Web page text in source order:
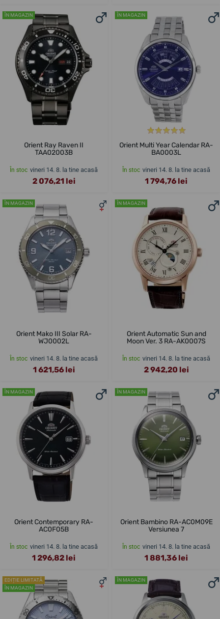
ÎN MAGAZIN
Orient Ray Raven II
TAA02003B
În stoc vineri 14. 8. la tine acasă
2 076,21 lei
ÎN MAGAZIN
Orient Multi Year Calendar RA-
BA0003L
În stoc vineri 14. 8. la tine acasă
1 794,76 lei
ÎN MAGAZIN
Orient Mako III Solar RA-
WJ0002L
În stoc vineri 14. 8. la tine acasă
1 621,56 lei
ÎN MAGAZIN
Orient Automatic Sun and
Moon Ver. 3 RA-AK0007S
În stoc vineri 14. 8. la tine acasă
2 942,20 lei
ÎN MAGAZIN
Orient Contemporary RA-
AC0F05B
În stoc vineri 14. 8. la tine acasă
1 296,82 lei
ÎN MAGAZIN
Orient Bambino RA-AC0M09E
Versiunea 7
În stoc vineri 14. 8. la tine acasă
1 881,36 lei
EDIȚIE LIMITATĂ
ÎN MAGAZIN
ÎN MAGAZIN